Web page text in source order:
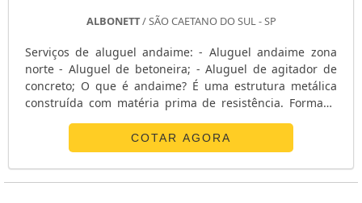
ENERGIA SOLAR FOTOVOLTAICA RESIDENCIAL
ENERGIA SOLAR FOTOVOLTAICA PREÇO
ENERGIA SOLAR FOTOVOLTAICA EM SP
ENERGIA FOTOVOLTAICA RESIDENCIAL
ENERGIA FOTOVOLTAICA PARA RESTAURANTE
ENERGIA FOTOVOLTAICA PARA INDÚSTRIA
ENERGIA FOTOVOLTAICA PARA EDIFÍCIOS
ALBONETT/ SÃO CAETANO DO SUL - SP
Serviços de aluguel andaime: - Aluguel andaime zona
norte - Aluguel de betoneira; - Aluguel de agitador de
concreto; O que é andaime? É uma estrutura metálica
construída com matéria prima de resistência. Formada
principalmente por barras tubulares de ferro que se
encaixam e formam uma estrutura de tamanhos
variados. Facilidades do aluguel de andaime: - Agilidade
para obra; - Melhor custo benefício; - Sem custo de
manutenção; - Serv....
COTAR AGORA